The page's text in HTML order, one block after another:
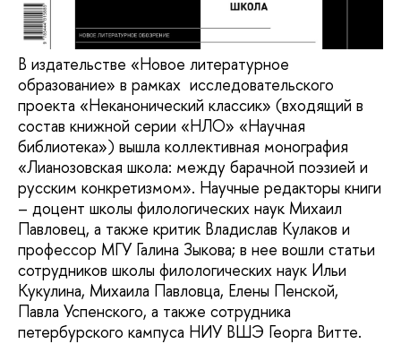
В издательстве «Новое литературное
образование» в рамках исследовательского
проекта «Неканонический классик» (входящий в
состав книжной серии «НЛО» «Научная
библиотека») вышла коллективная монография
«Лианозовская школа: между барачной поэзией и
русским конкретизмом». Научные редакторы книги
– доцент школы филологических наук Михаил
Павловец, а также критик Владислав Кулаков и
профессор МГУ Галина Зыкова; в нее вошли статьи
сотрудников школы филологических наук Ильи
Кукулина, Михаила Павловца, Елены Пенской,
Павла Успенского, а также сотрудника
петербурского кампуса НИУ ВШЭ Георга Витте.